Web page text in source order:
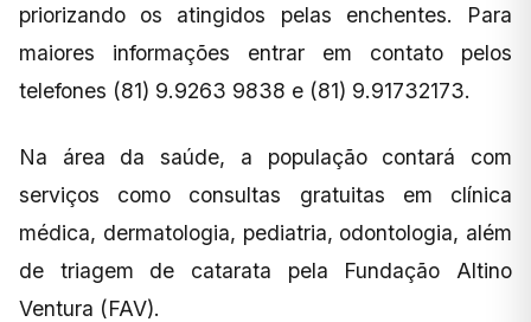
priorizando os atingidos pelas enchentes. Para
maiores informações entrar em contato pelos
telefones (81) 9.9263 9838 e (81) 9.91732173.
Na área da saúde, a população contará com
serviços como consultas gratuitas em clínica
médica, dermatologia, pediatria, odontologia, além
de triagem de catarata pela Fundação Altino
Ventura (FAV).